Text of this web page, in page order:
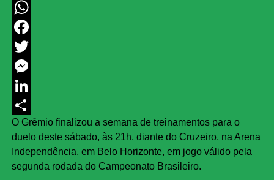
WhatsApp
Facebook
Twitter
Messenger
LinkedIn
Share
O Grêmio finalizou a semana de treinamentos para o
duelo deste sábado, às 21h, diante do Cruzeiro, na Arena
Independência, em Belo Horizonte, em jogo válido pela
segunda rodada do Campeonato Brasileiro.